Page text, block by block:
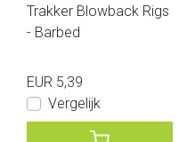
Trakker Blowback Rigs
- Barbed
EUR 5,39
Vergelijk